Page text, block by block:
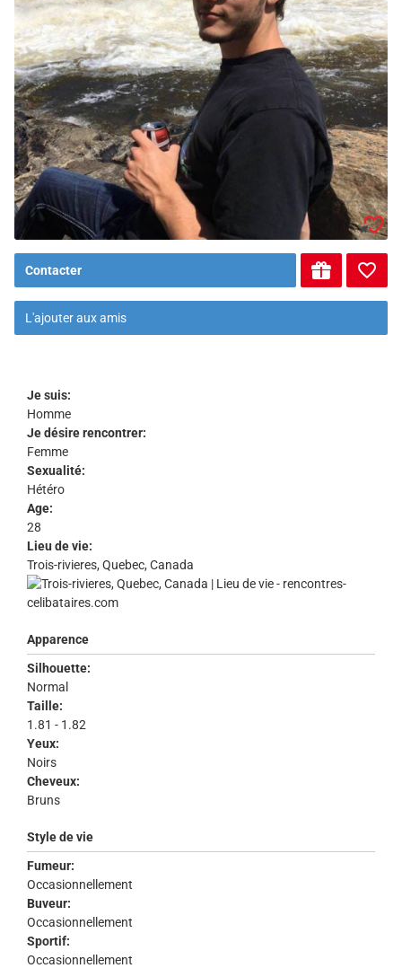
Contacter
L'ajouter aux amis
Je suis:
Homme
Je désire rencontrer:
Femme
Sexualité:
Hétéro
Age:
28
Lieu de vie:
Trois-rivieres, Quebec, Canada
Apparence
Silhouette:
Normal
Taille:
1.81 - 1.82
Yeux:
Noirs
Cheveux:
Bruns
Style de vie
Fumeur:
Occasionnellement
Buveur:
Occasionnellement
Sportif:
Occasionnellement